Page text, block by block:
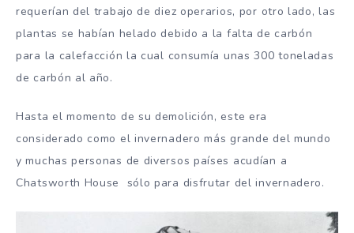
requerían del trabajo de diez operarios, por otro lado, las
plantas se habían helado debido a la falta de carbón
para la calefacción la cual consumía unas 300 toneladas
de carbón al año.
Hasta el momento de su demolición, este era
considerado como el invernadero más grande del mundo
y muchas personas de diversos países acudían a
Chatsworth House sólo para disfrutar del invernadero.